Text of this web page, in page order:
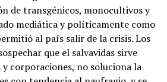
de transgénicos, monocultivos y
mediática y políticamente como
al país salir de la crisis. Los
que el salvavidas sirve
y corporaciones, no soluciona la